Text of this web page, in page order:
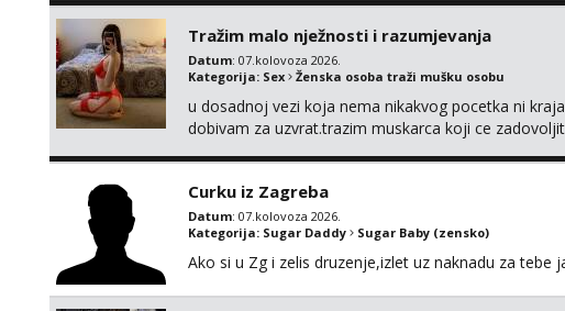
Tražim malo nježnosti i razumjevanja
Datum: 07.kolovoza 2026.
Kategorija: Sex Ženska osoba traži mušku osobu
u dosadnoj vezi koja nema nikakvog pocetka ni
dobivam za uzvrat.trazim muskarca koji ce
Curku iz Zagreba
Datum: 07.kolovoza 2026.
Kategorija: Sugar Daddy Sugar Baby (zensko)
Ako si u Zg i zelis druzenje,izlet uz naknadu za tebe